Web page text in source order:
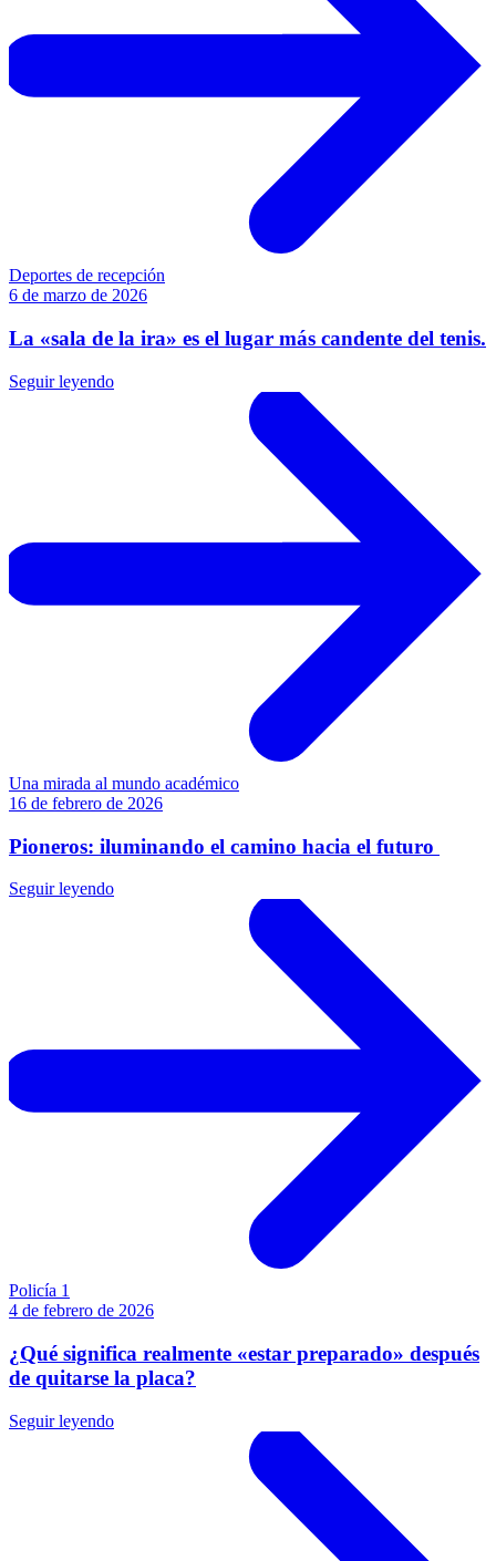
Deportes de recepción
6 de marzo de 2026
La «sala de la ira» es el lugar más candente del tenis.
Seguir leyendo
Una mirada al mundo académico
16 de febrero de 2026
Pioneros: iluminando el camino hacia el futuro
Seguir leyendo
Policía 1
4 de febrero de 2026
¿Qué significa realmente «estar preparado» después
de quitarse la placa?
Seguir leyendo